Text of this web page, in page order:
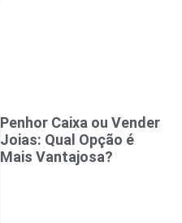
Penhor Caixa ou Vender
Joias: Qual Opção é
Mais Vantajosa?